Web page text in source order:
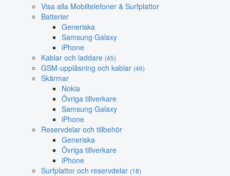
Visa alla Mobiltelefoner & Surfplattor
Batterier
Generiska
Samsung Galaxy
iPhone
Kablar och laddare (45)
GSM-upplåsning och kablar (46)
Skärmar
Nokia
Övriga tillverkare
Samsung Galaxy
iPhone
Reservdelar och tillbehör
Generiska
Övriga tillverkare
iPhone
Surfplattor och reservdelar (18)